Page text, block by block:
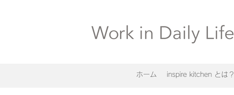
ホーム inspire kitchen とは？